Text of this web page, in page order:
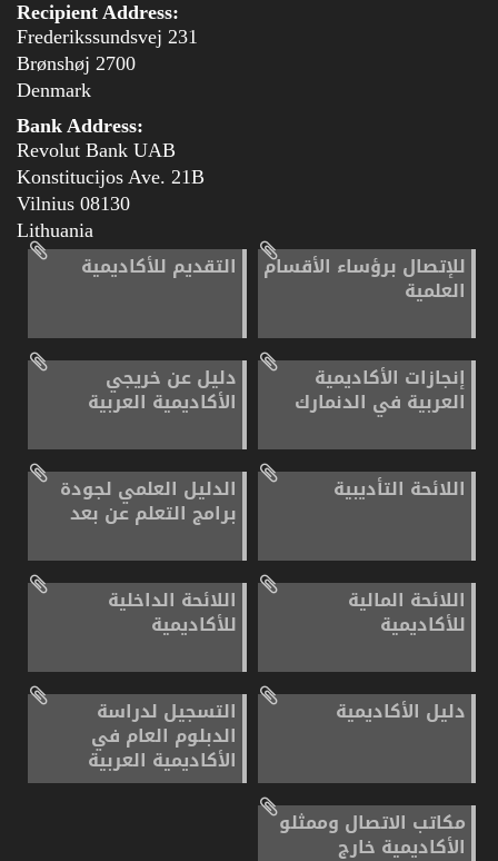
Recipient Address:
Frederikssundsvej 231
2700 Brønshøj
Denmark
Bank Address:
Revolut Bank UAB
Konstitucijos Ave. 21B
08130 Vilnius
Lithuania
للإتصال برؤساء الأقسام
العلمية
التقديم للأكاديمية
إنجازات الأكاديمية
العربية في الدنمارك
دليل عن خريجي
الأكاديمية العربية
اللائحة التأديبية الدليل العلمي لجودة
برامج التعلم عن بعد
اللائحة المالية
للأكاديمية
اللائحة الداخلية
للأكاديمية
دليل الأكاديمية التسجيل لدراسة
الدبلوم العام في
الأكاديمية العربية
مكاتب الاتصال وممثلو
الأكاديمية خارج